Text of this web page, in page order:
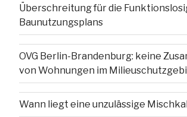
Überschreitung für die
Baunutzungsplans
OVG Berlin-Brandenburg: keine
von Wohnungen im
Wann liegt eine unzulässige